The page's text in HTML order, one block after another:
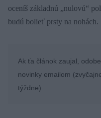
oceníš základnú „nulovú“
budú bolieť prsty na nohách.
Ak ťa článok zaujal,
novinky emailom
týždne)